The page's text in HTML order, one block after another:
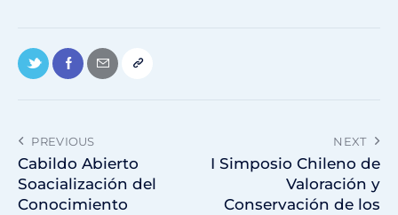
PREVIOUS
Cabildo Abierto
Soacialización del
Conocimiento
NEXT
I Simposio Chileno de
Valoración y
Conservación de los